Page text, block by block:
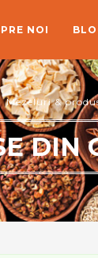
NOI
Mezeluri &
DIN